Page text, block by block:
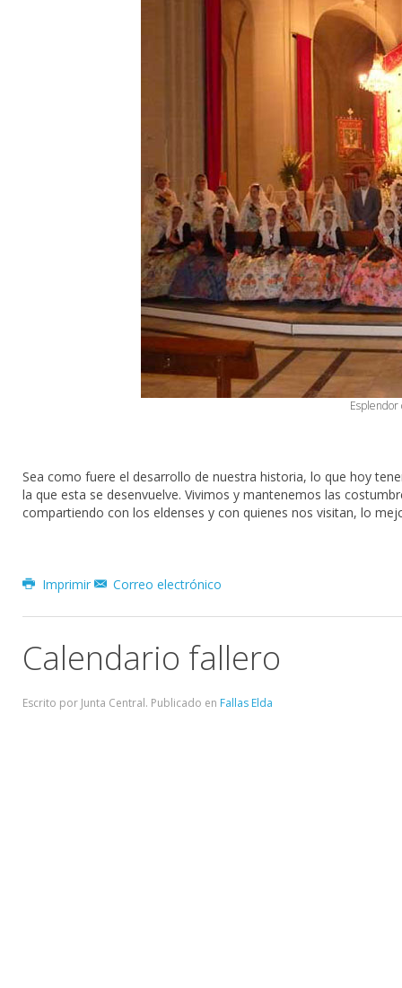
Esplendor
Sea como fuere el desarrollo de nuestra historia, lo que hoy
la que esta se desenvuelve. Vivimos y mantenemos las
compartiendo con los eldenses y con quienes nos visitan, lo
Imprimir Correo electrónico
Calendario fallero
Escrito por Junta Central. Publicado en Fallas Elda